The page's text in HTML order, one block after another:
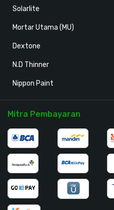
Solarlite
Mortar Utama (MU)
Dextone
N.D Thinner
Nippon Paint
Mitra Pembayaran